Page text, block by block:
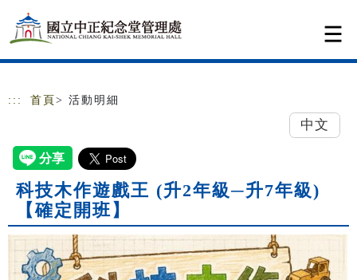
跳到主要內容
網站導覽
::: 首頁 > 活動明細
中文
科技木作遊戲王 (升2年級─升7年級)
【確定開班】